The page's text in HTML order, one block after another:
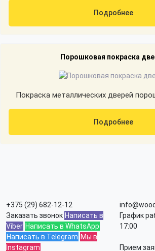
Подробнее
Порошковая покраска
Покраска металлических дверей
Подробнее
+375 (29) 682-12-12
Заказать звонок Написать в
Viber Написать в WhatsApp
Написать в Telegram Мы в
Instagram
График
17:00
Прием